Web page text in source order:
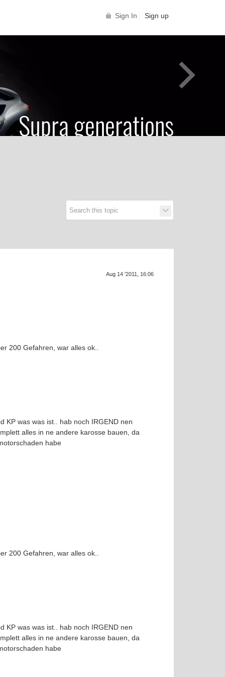
Sign In Sign up
Supra
e
Supra generations
Aug 14 '2011, 16:06
200 Gefahren, war alles ok..
KP was was ist.. hab noch IRGEND nen
alles in ne andere karosse bauen, da
habe
200 Gefahren, war alles ok..
KP was was ist.. hab noch IRGEND nen
alles in ne andere karosse bauen, da
habe